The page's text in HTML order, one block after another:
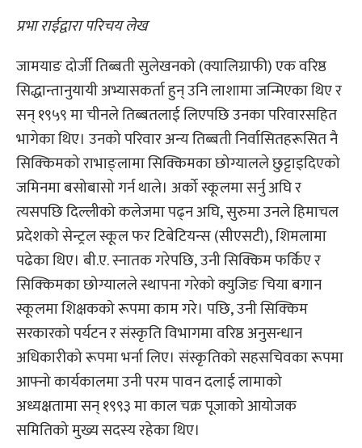
प्रभा राईद्वारा परिचय लेख
जामयाङ दोर्जी तिब्बती सुलेखनको (क्यालिग्राफी) एक वरिष्ठ
सिद्धान्तानुयायी अभ्यासकर्ता हुन् उनि लाशामा जन्मिएका थिए र
सन् १९५९ मा चीनले तिब्बतलाई लिएपछि उनका परिवारसहित
भागेका थिए। उनको परिवार अन्य तिब्बती निर्वासितहरूसित नै
सिक्किमको राभाङ्लामा सिक्किमका छोग्यालले छुट्टाइदिएको
जमिनमा बसोबासो गर्न थाले। अर्को स्कूलमा सर्नु अघि र
त्यसपछि दिल्लीको कलेजमा पढ्न अघि, सुरुमा उनले हिमाचल
प्रदेशको सेन्ट्रल स्कूल फर टिबेटियन्स (सीएसटी), शिमलामा
पढेका थिए। बी.ए. स्नातक गरेपछि, उनी सिक्किम फर्किए र
सिक्किमका छोग्यालले स्थापना गरेको क्युजिङ चिया बगान
स्कूलमा शिक्षकको रूपमा काम गरे। पछि, उनी सिक्किम
सरकारको पर्यटन र संस्कृति विभागमा वरिष्ठ अनुसन्धान
अधिकारीको रूपमा भर्ना लिए। संस्कृतिको सहसचिवका रूपमा
आफ्नो कार्यकालमा उनी परम पावन दलाई लामाको
अध्यक्षतामा सन् १९९३ मा काल चक्र पूजाको आयोजक
समितिको मुख्य सदस्य रहेका थिए।